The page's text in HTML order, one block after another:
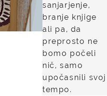
sanjarjenje,
branje knjige
ali pa, da
preprosto ne
bomo počeli
nič, samo
upočasnili svoj
tempo.